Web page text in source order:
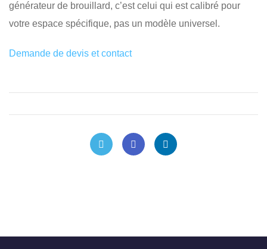
générateur de brouillard, c’est celui qui est calibré pour
votre espace spécifique, pas un modèle universel.
Demande de devis et contact